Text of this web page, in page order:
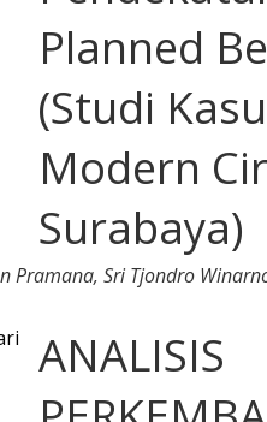
Planned
(Studi
Modern
Surabaya)
Pramana, Sri Tjondro
ANALISIS